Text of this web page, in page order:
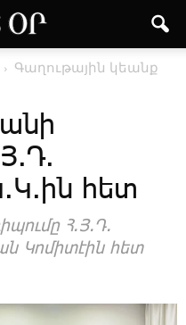
Գաղութային կեանք
հետ
Հ.Յ.Դ.
­­Կո­մի­տէին հետ